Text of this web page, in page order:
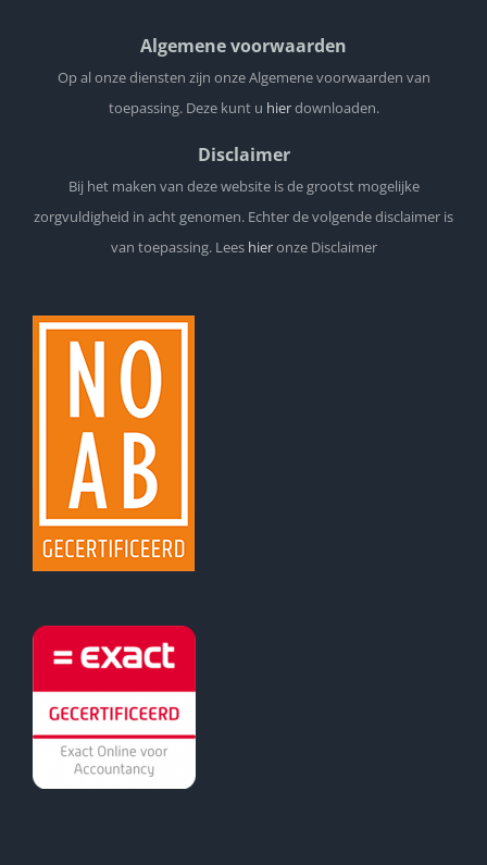
Algemene voorwaarden
Op al onze diensten zijn onze Algemene voorwaarden van
toepassing. Deze kunt u hierdownloaden.
Disclaimer
Bij het maken van deze website is de grootst mogelijke
zorgvuldigheid in acht genomen. Echter de volgende disclaimer is
van toepassing. Lees hieronze Disclaimer